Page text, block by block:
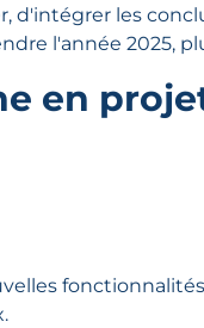
d'intégrer les
l'année 2025,
en
fonctionnalités